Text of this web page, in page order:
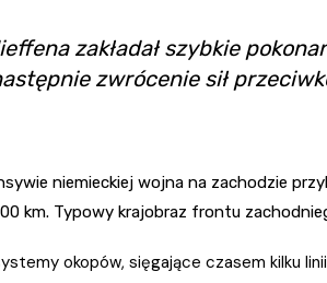
zakładał szybkie
zwrócenie sił
niemieckiej wojna na zachodzie
km. Typowy krajobraz frontu
okopów, sięgające czasem kilku linii